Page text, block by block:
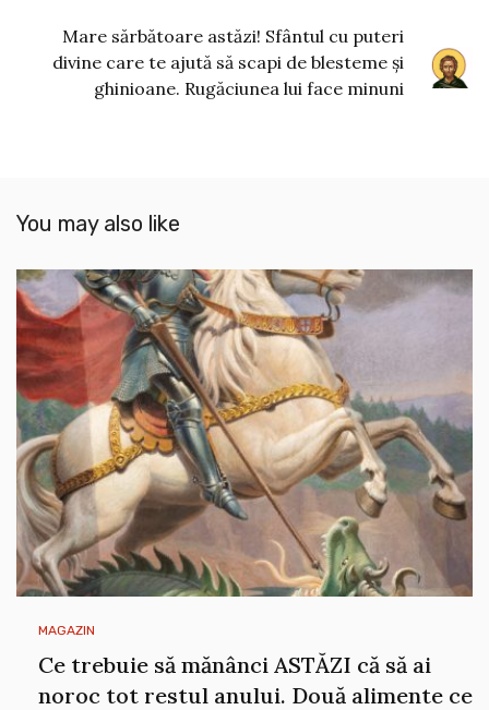
Mare sărbătoare astăzi! Sfântul cu puteri
divine care te ajută să scapi de blesteme și
ghinioane. Rugăciunea lui face minuni
You may also like
MAGAZIN
Ce trebuie să mănânci ASTĂZI că să ai
noroc tot restul anului. Două alimente ce